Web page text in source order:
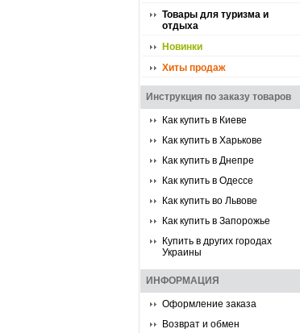
Товары для туризма и
отдыха
Новинки
Хиты продаж
Инструкция по заказу товаров
Как купить в Киеве
Как купить в Харькове
Как купить в Днепре
Как купить в Одессе
Как купить во Львове
Как купить в Запорожье
Купить в других городах
Украины
ИНФОРМАЦИЯ
Оформление заказа
Возврат и обмен